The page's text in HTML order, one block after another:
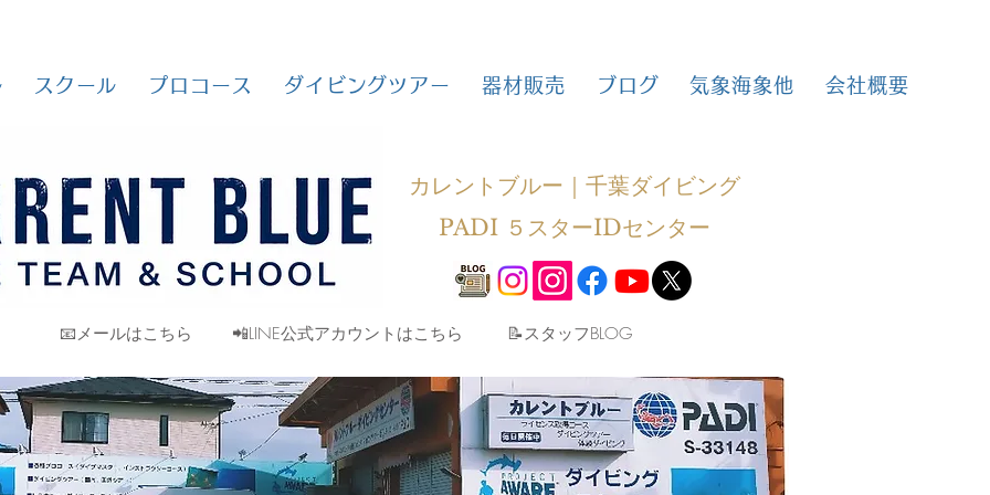
スクール プロコース ダイビングツアー 器材販売 ブログ 気象海象他 会社概要
カレントブルー｜千葉ダイビング
PADI ５スターIDセンター
📧メールはこちら 📲LINE公式アカウントはこちら ​📝スタッフBLOG